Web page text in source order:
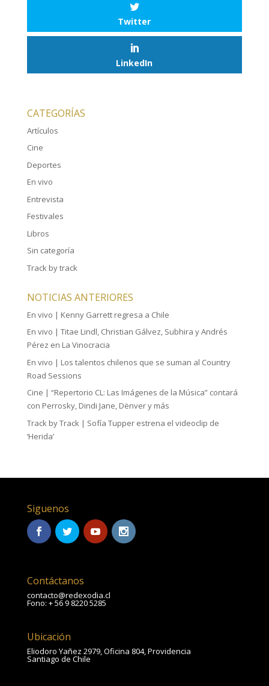
Twitter
LinkedIn
CATEGORÍAS
Artículos
Cine
Deportes
En vivo
Entrevista
Festivales
Libros
Sin categoría
Track by track
NOTICIAS ANTERIORES
En vivo | Kenny Garrett regresa a Chile
En vivo | Titae Lindl, Christian Gálvez, Subhira y Andrés
Pérez en La Vinocracia
En vivo | Los talentos chilenos que se suman al Country
Road Sessions
Cine | “Repertorio CL: Las Imágenes de la Música” contará
con Perrosky, Dindi Jane, Dënver y más
Track by Track | Sofía Tupper estrena el videoclip de
‘Herida’
Siguenos
Contáctanos
contacto@redexodia.cl
Fono: + 56 9 8220 5285
Ubicación
Eliodoro Yañez 2979, Oficina 804, Providencia
Santiago de Chile